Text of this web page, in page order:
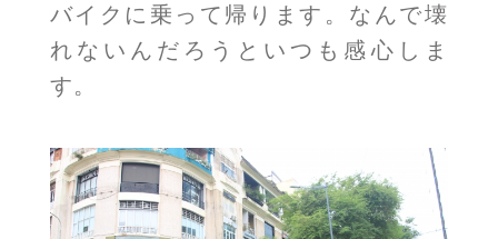
バイクに乗って帰ります。なんで壊
れないんだろうといつも感心しま
す。